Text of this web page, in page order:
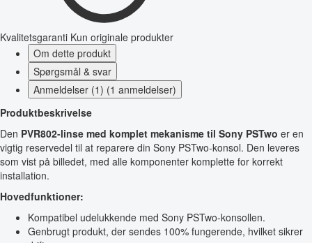
Kvalitetsgaranti Kun originale produkter
Om dette produkt
Spørgsmål & svar
Anmeldelser (1) (1 anmeldelser)
Produktbeskrivelse
Den PVR802-linse med komplet mekanisme til Sony PSTwo er en
vigtig reservedel til at reparere din Sony PSTwo-konsol. Den leveres
som vist på billedet, med alle komponenter komplette for korrekt
installation.
Hovedfunktioner:
Kompatibel udelukkende med Sony PSTwo-konsollen.
Genbrugt produkt, der sendes 100% fungerende, hvilket sikrer